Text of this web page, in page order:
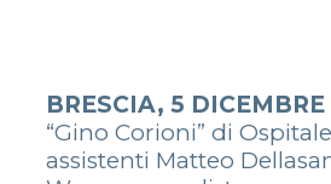
BRESCIA, 5
“Gino Corioni” di
assistenti Matteo